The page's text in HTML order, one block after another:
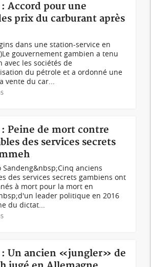
Accord pour une
prix du carburant après
dans une station-service en
gouvernement gambien a tenu
avec les sociétés de
du pétrole et a ordonné une
vente du car...
: Peine de mort contre
des services secrets
Sandeng&nbsp;Cinq anciens
des services secrets gambiens ont
à mort pour la mort en
leader politique en 2016
du dictat...
: Un ancien «jungler» de